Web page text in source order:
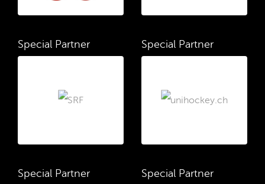
Special Partner Special Partner
Special Partner Special Partner